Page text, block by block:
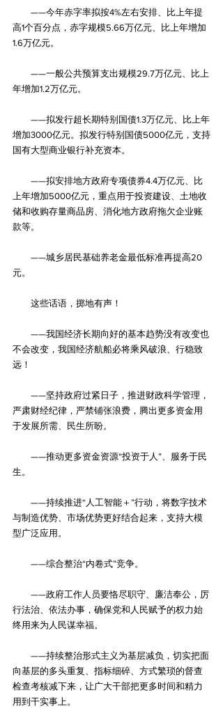
——今年赤字率拟按4%左右安排、比上年提
高1个百分点，赤字规模5.66万亿元、比上年增加
1.6万亿元。
——一般公共预算支出规模29.7万亿元、比上
年增加1.2万亿元。
——拟发行超长期特别国债1.3万亿元、比上年
增加3000亿元。拟发行特别国债5000亿元，支持
国有大型商业银行补充资本。
——拟安排地方政府专项债券4.4万亿元、比
上年增加5000亿元，重点用于投资建设、土地收
储和收购存量商品房、消化地方政府拖欠企业账
款等。
——城乡居民基础养老金最低标准再提高20
元。
这些话语，掷地有声！
——我国经济长期向好的基本趋势没有改变也
不会改变，我国经济航船必将乘风破浪、行稳致
远！
——坚持政府过紧日子，推进财政科学管理，
严肃财经纪律，严禁铺张浪费，腾出更多资金用
于发展所需、民生所盼。
——推动更多资金资源“投资于人”、服务于民
生。
——持续推进“人工智能＋”行动，将数字技术
与制造优势、市场优势更好结合起来，支持大模
型广泛应用。
——综合整治“内卷式”竞争。
——政府工作人员要恪尽职守、廉洁奉公，厉
行法治、依法办事，确保党和人民赋予的权力始
终用来为人民谋幸福。
——持续整治形式主义为基层减负，切实把面
向基层的多头重复、指标细碎、方式繁琐的督查
检查考核减下来，让广大干部把更多时间和精力
用到干实事上。